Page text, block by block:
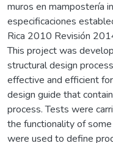
muros en mampostería
especificaciones
Rica 2010 Revisión
This project was
structural design
effective and efficient
design guide that
process. Tests were
the functionality of
were used to define